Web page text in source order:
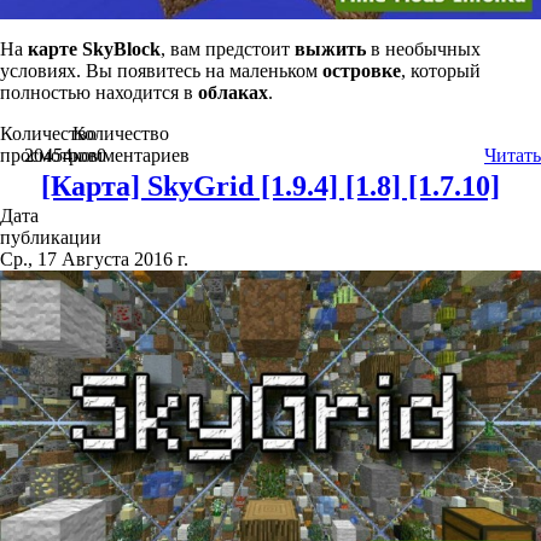
На карте SkyBlock, вам предстоит выжить в необычных
условиях. Вы появитесь на маленьком островке, который
полностью находится в облаках.
Количество
просмотров
20454
Количество
комментариев
0 Читать
[Карта] SkyGrid [1.9.4] [1.8] [1.7.10]
Дата
публикации
Ср., 17 Августа 2016 г.